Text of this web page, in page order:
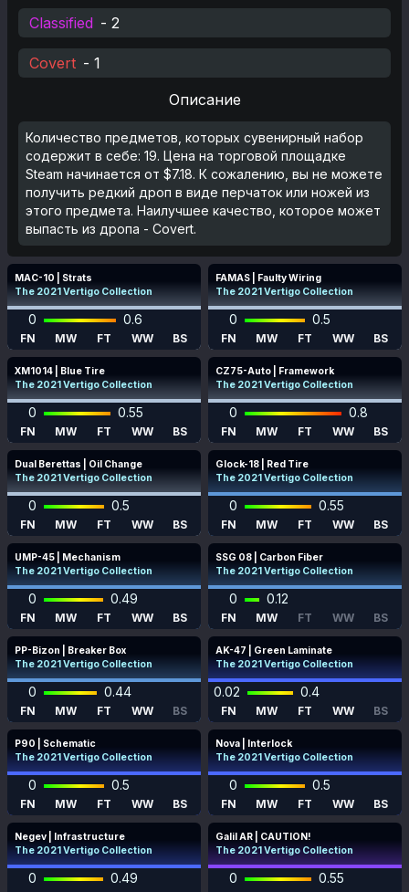
Classified - 2
Covert - 1
Описание
Количество предметов, которых сувенирный набор
содержит в себе: 19. Цена на торговой площадке
Steam начинается от $7.18. К сожалению, вы не можете
получить редкий дроп в виде перчаток или ножей из
этого предмета. Наилучшее качество, которое может
выпасть из дропа - Covert.
MAC-10 | Strats
The 2021 Vertigo Collection
0 0.6
FN MW FT WW BS
FAMAS | Faulty Wiring
The 2021 Vertigo Collection
0 0.5
FN MW FT WW BS
XM1014 | Blue Tire
The 2021 Vertigo Collection
0 0.55
FN MW FT WW BS
CZ75-Auto | Framework
The 2021 Vertigo Collection
0 0.8
FN MW FT WW BS
Dual Berettas | Oil Change
The 2021 Vertigo Collection
0 0.5
FN MW FT WW BS
Glock-18 | Red Tire
The 2021 Vertigo Collection
0 0.55
FN MW FT WW BS
UMP-45 | Mechanism
The 2021 Vertigo Collection
0 0.49
FN MW FT WW BS
SSG 08 | Carbon Fiber
The 2021 Vertigo Collection
0 0.12
FN MW FT WW BS
PP-Bizon | Breaker Box
The 2021 Vertigo Collection
0 0.44
FN MW FT WW BS
AK-47 | Green Laminate
The 2021 Vertigo Collection
0.02 0.4
FN MW FT WW BS
P90 | Schematic
The 2021 Vertigo Collection
0 0.5
FN MW FT WW BS
Nova | Interlock
The 2021 Vertigo Collection
0 0.5
FN MW FT WW BS
Negev | Infrastructure
The 2021 Vertigo Collection
0 0.49
Galil AR | CAUTION!
The 2021 Vertigo Collection
0 0.55